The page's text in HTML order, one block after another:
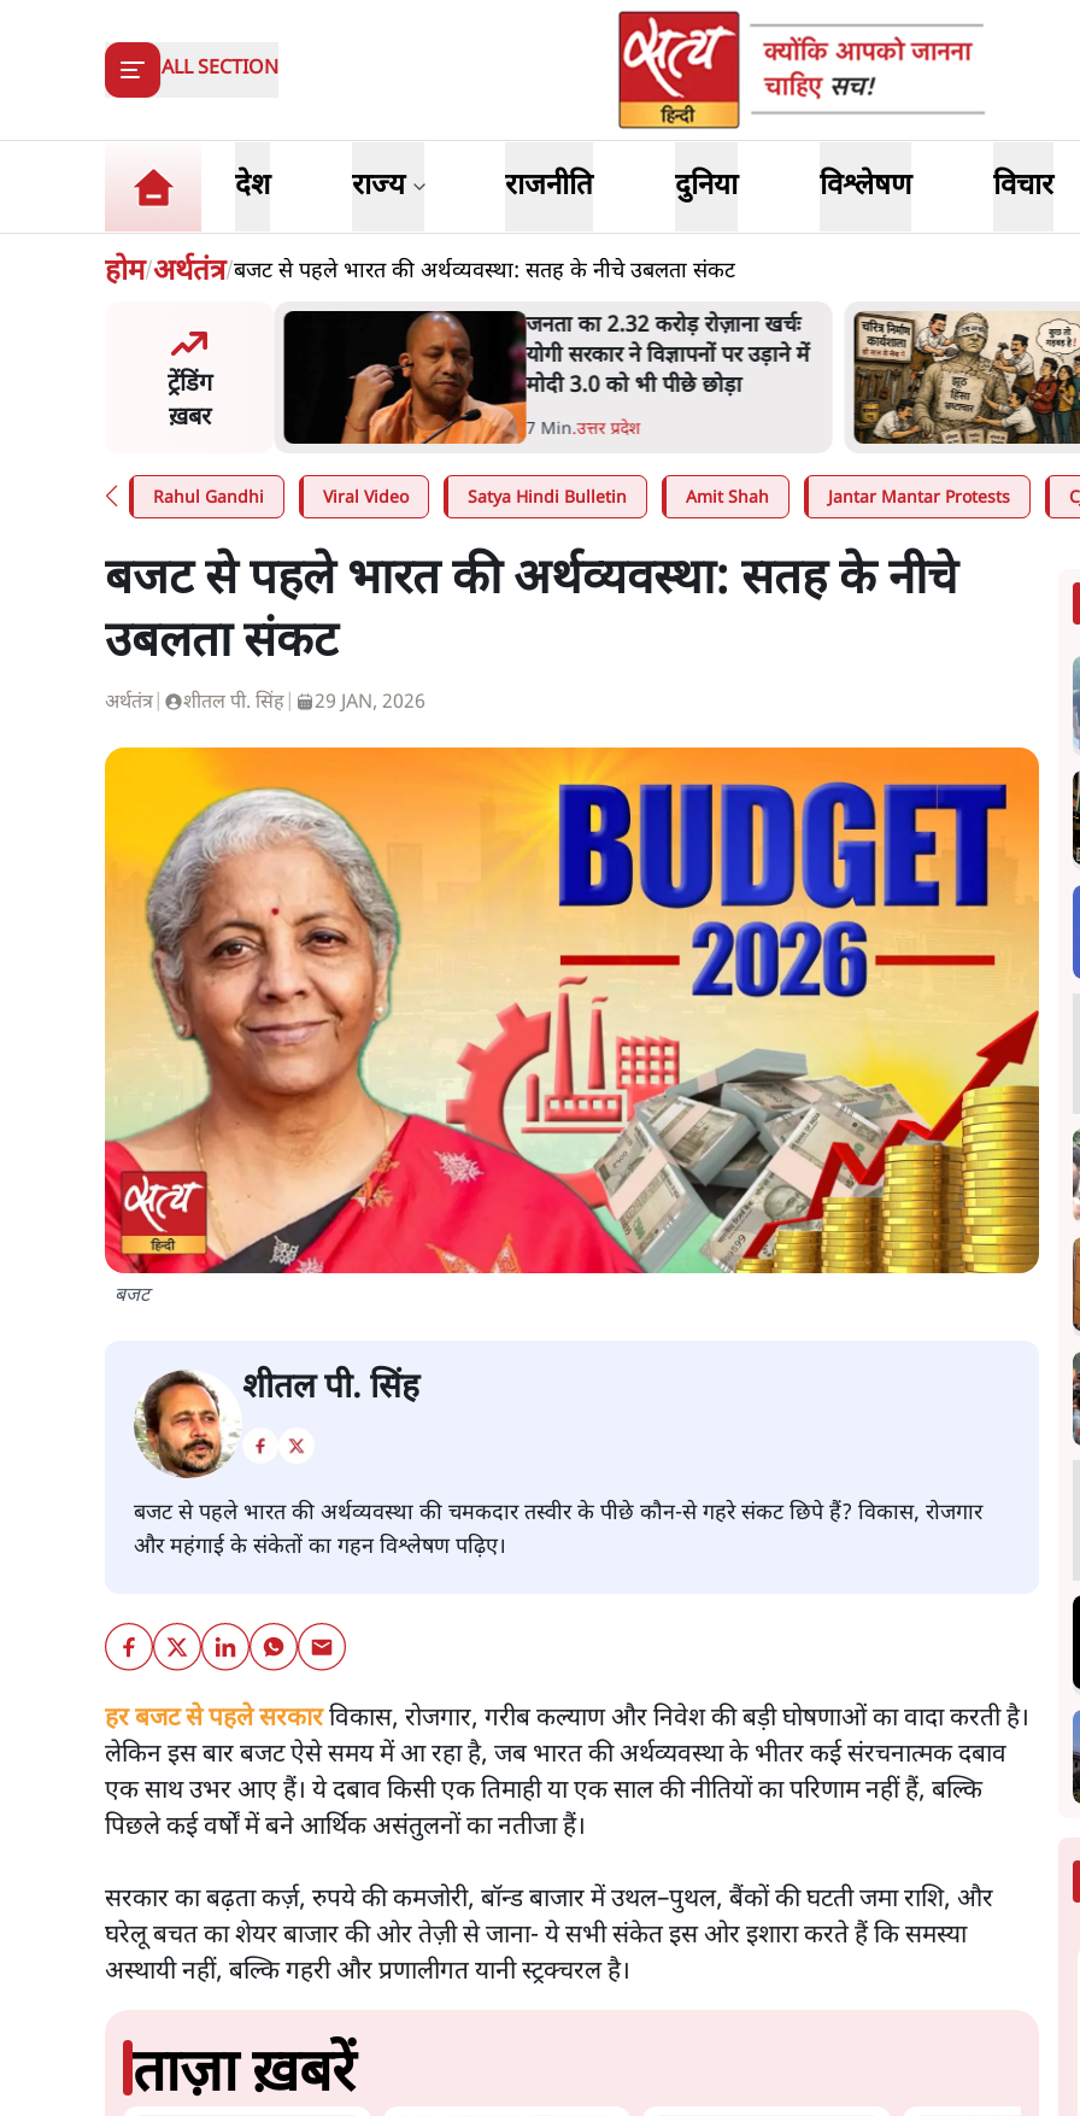
ALL SECTION
देश राज्य राजनीति दुनिया विश्लेषण विचार
होम/अर्थतंत्र/बजट से पहले भारत की अर्थव्यवस्था: सतह के नीचे उबलता संकट
ट्रेंडिंग
ख़बर
शाह के संसद में आने पर
करे सरकार': राज्यसभा
जनता का 2.32 करोड़ रोज़ाना खर्चः
योगी सरकार ने विज्ञापनों पर उड़ाने में
मोदी 3.0 को भी पीछे छोड़ा
7 Min.उत्तर प्रदेश
Rahul Gandhi Viral Video Satya Hindi Bulletin Amit Shah Jantar Mantar Protests
बजट से पहले भारत की अर्थव्यवस्था: सतह के नीचे
उबलता संकट
अर्थतंत्र शीतल पी. सिंह 29 JAN, 2026
बजट
शीतल पी. सिंह
बजट से पहले भारत की अर्थव्यवस्था की चमकदार तस्वीर के पीछे कौन-से गहरे संकट छिपे हैं? विकास, रोजगार
और महंगाई के संकेतों का गहन विश्लेषण पढ़िए।
हर बजट से पहले सरकारविकास, रोजगार, गरीब कल्याण और निवेश की बड़ी घोषणाओं का वादा करती है।
लेकिन इस बार बजट ऐसे समय में आ रहा है, जब भारत की अर्थव्यवस्था के भीतर कई संरचनात्मक दबाव
एक साथ उभर आए हैं। ये दबाव किसी एक तिमाही या एक साल की नीतियों का परिणाम नहीं हैं, बल्कि
पिछले कई वर्षों में बने आर्थिक असंतुलनों का नतीजा हैं।
सरकार का बढ़ता कर्ज़, रुपये की कमजोरी, बॉन्ड बाजार में उथल–पुथल, बैंकों की घटती जमा राशि, और
घरेलू बचत का शेयर बाजार की ओर तेज़ी से जाना- ये सभी संकेत इस ओर इशारा करते हैं कि समस्या
अस्थायी नहीं, बल्कि गहरी और प्रणालीगत यानी स्ट्रक्चरल है।
ताज़ा ख़बरें